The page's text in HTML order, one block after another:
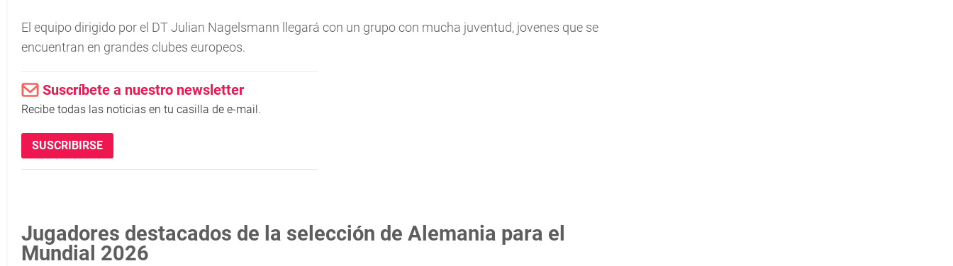
El equipo dirigido por el DT Julian Nagelsmann llegará con un grupo con mucha juventud, jovenes que se
encuentran en grandes clubes europeos.
Suscríbete a nuestro newsletter
Recibe todas las noticias en tu casilla de e-mail.
SUSCRIBIRSE
Jugadores destacados de la selección de Alemania para el
Mundial 2026